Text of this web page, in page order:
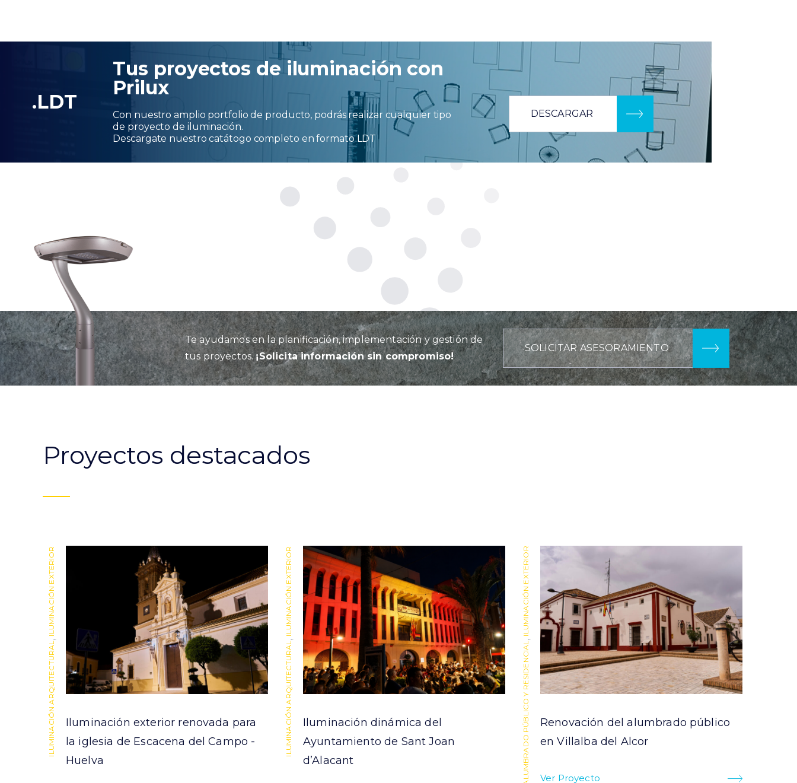
.LDT
Tus proyectos de iluminación con
Prilux
Con nuestro amplio portfolio de producto, podrás realizar cualquier tipo
de proyecto de iluminación.
Descargate nuestro catátogo completo en formato LDT
DESCARGAR
Te ayudamos en la planificación, implementación y gestión de
tus proyectos.¡Solicita información sin compromiso!
SOLICITAR ASESORAMIENTO
Proyectos destacados
ILUMINACIÓN ARQUITECTURAL
,
ILUMINACIÓN EXTERIOR
Iluminación exterior renovada para
la iglesia de Escacena del Campo -
Huelva
ILUMINACIÓN ARQUITECTURAL
,
ILUMINACIÓN EXTERIOR
Iluminación dinámica del
Ayuntamiento de Sant Joan
d’Alacant
ALUMBRADO PÚBLICO Y RESIDENCIAL
,
ILUMINACIÓN EXTERIOR
Renovación del alumbrado público
en Villalba del Alcor
Ver Proyecto